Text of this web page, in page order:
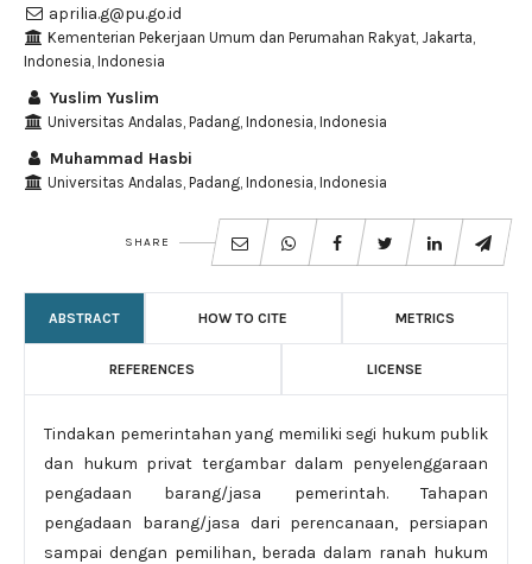
aprilia.g@pu.go.id
Kementerian Pekerjaan Umum dan Perumahan Rakyat, Jakarta,
Indonesia, Indonesia
Yuslim Yuslim
Universitas Andalas, Padang, Indonesia, Indonesia
Muhammad Hasbi
Universitas Andalas, Padang, Indonesia, Indonesia
SHARE
ABSTRACT HOW TO CITE METRICS
REFERENCES LICENSE
Tindakan pemerintahan yang memiliki segi hukum publik
dan hukum privat tergambar dalam penyelenggaraan
pengadaan barang/jasa pemerintah. Tahapan
pengadaan barang/jasa dari perencanaan, persiapan
sampai dengan pemilihan, berada dalam ranah hukum